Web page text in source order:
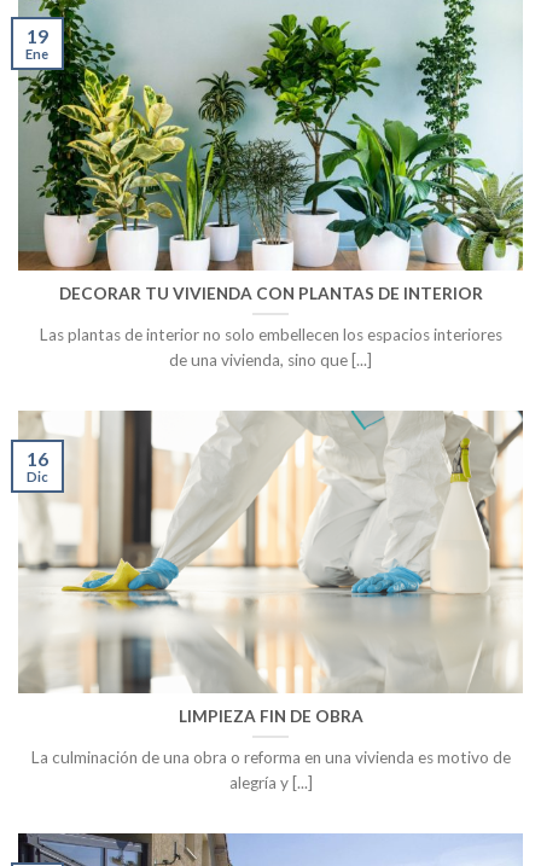
DECORAR TU VIVIENDA CON PLANTAS DE INTERIOR
Las plantas de interior no solo embellecen los espacios interiores
de una vivienda, sino que [...]
19
Ene
LIMPIEZA FIN DE OBRA
La culminación de una obra o reforma en una vivienda es motivo de
alegría y [...]
16
Dic